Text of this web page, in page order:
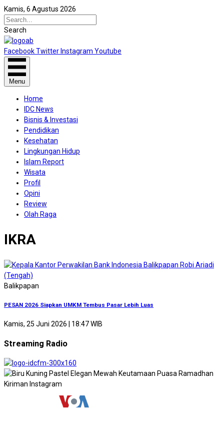
Kamis, 6 Agustus 2026
Search
FacebookTwitter Instagram Youtube
Menu
Home
IDC News
Bisnis & Investasi
Pendidikan
Kesehatan
Lingkungan Hidup
Islam Report
Wisata
Profil
Opini
Review
Olah Raga
IKRA
Balikpapan
PESAN 2026 Siapkan UMKM Tembus Pasar Lebih Luas
Kamis, 25 Juni 2026 | 18:47 WIB
Streaming Radio